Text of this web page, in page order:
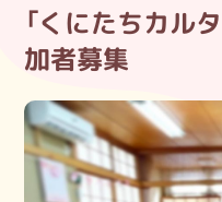
「くにたちカル
加者募集